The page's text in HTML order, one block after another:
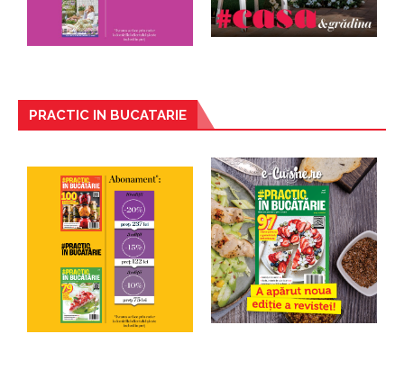
PRACTIC IN BUCATARIE